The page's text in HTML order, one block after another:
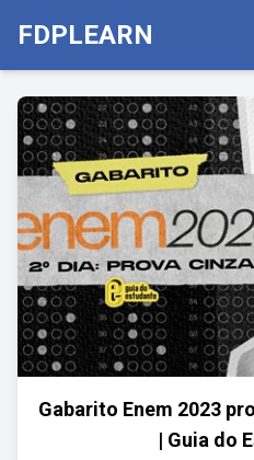
FDPLEARN
Gabarito Enem 2023
| Guia do